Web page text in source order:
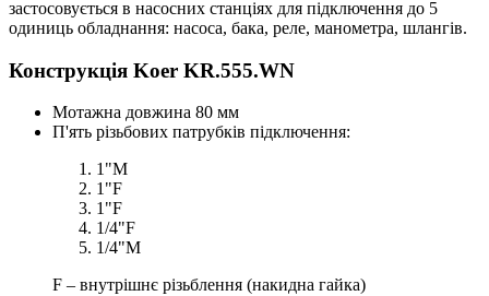
застосовується в насосних станціях для підключення до 5
одиниць обладнання: насоса, бака, реле, манометра, шлангів.
Конструкція Koer KR.555.WN
Мотажна довжина 80 мм
П'ять різьбових патрубків підключення:
1"M
1"F
1"F
1/4"F
1/4"M
F – внутрішнє різьблення (накидна гайка)